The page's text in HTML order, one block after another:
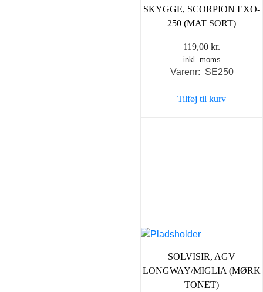
SKYGGE, SCORPION EXO-
250 (MAT SORT)
119,00 kr.
inkl. moms
Varenr: SE250
Tilføj til kurv
SOLVISIR, AGV
LONGWAY/MIGLIA (MØRK
TONET)